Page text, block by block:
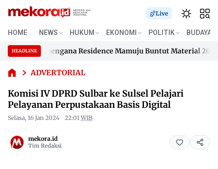
Live
HOME NEWS HUKUM EKONOMI POLITIK BUDAYA
HEADLINE
Samusengana Residence Mamuju Buntut Material 200 Juta
Samusengana Residence Mamuju Buntut Material 200 Juta
ADVERTORIAL
DPRD Sulbar
Pelajari
Perpustakaan
Basis Digital
Komisi IV DPRD Sulbar ke Sulsel Pelajari
Pelayanan Perpustakaan Basis Digital
Selasa, 16 Jan 2024 22:01 WIB
mekora.id
Tim Redaksi